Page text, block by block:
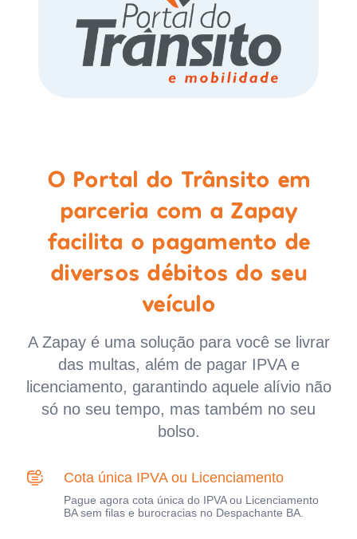
O Portal do Trânsito em
parceria com a Zapay
facilita o pagamento de
diversos débitos do seu
veículo
A Zapay é uma solução para você se livrar
das multas, além de pagar IPVA e
licenciamento, garantindo aquele alívio não
só no seu tempo, mas também no seu
bolso.
Cota única IPVA ou Licenciamento
Pague agora cota única do IPVA ou Licenciamento
BA sem filas e burocracias no Despachante BA.